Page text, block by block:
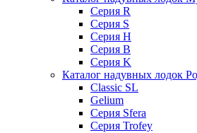
Серия R
Серия S
Серия H
Серия B
Серия K
Каталог надувных лодок
Classic SL
Gelium
Серия Sfera
Серия Trofey